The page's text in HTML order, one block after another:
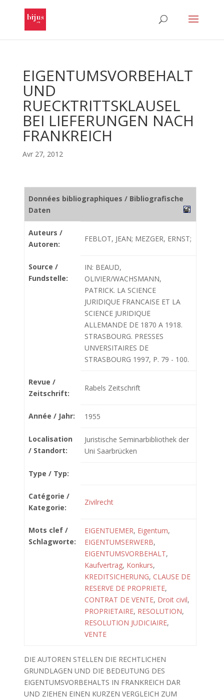
EIGENTUMSVORBEHALT
UND
RUECKTRITTSKLAUSEL
BEI LIEFERUNGEN NACH
FRANKREICH
Avr 27, 2012
Données bibliographiques / Bibliografische
Daten
Auteurs /
Autoren:
FEBLOT, JEAN; MEZGER, ERNST;
Source /
Fundstelle:
IN: BEAUD,
OLIVIER/WACHSMANN,
PATRICK. LA SCIENCE
JURIDIQUE FRANCAISE ET LA
SCIENCE JURIDIQUE
ALLEMANDE DE 1870 A 1918.
STRASBOURG. PRESSES
UNVERSITAIRES DE
STRASBOURG 1997, P. 79 - 100.
Revue /
Zeitschrift:
Rabels Zeitschrift
Année / Jahr: 1955
Localisation
/ Standort:
Juristische Seminarbibliothek der
Uni Saarbrücken
Type / Typ:
Catégorie /
Kategorie:
Zivilrecht
Mots clef /
Schlagworte:
EIGENTUEMER, Eigentum,
EIGENTUMSERWERB,
EIGENTUMSVORBEHALT,
Kaufvertrag, Konkurs,
KREDITSICHERUNG, CLAUSE DE
RESERVE DE PROPRIETE,
CONTRAT DE VENTE, Droit civil,
PROPRIETAIRE, RESOLUTION,
RESOLUTION JUDICIAIRE,
VENTE
DIE AUTOREN STELLEN DIE RECHTLICHEN
GRUNDLAGEN UND DIE BEDEUTUNG DES
EIGENTUMSVORBEHALTS IN FRANKREICH DAR
UND ZIEHEN EINEN KURZEN VERGLEICH ZUM